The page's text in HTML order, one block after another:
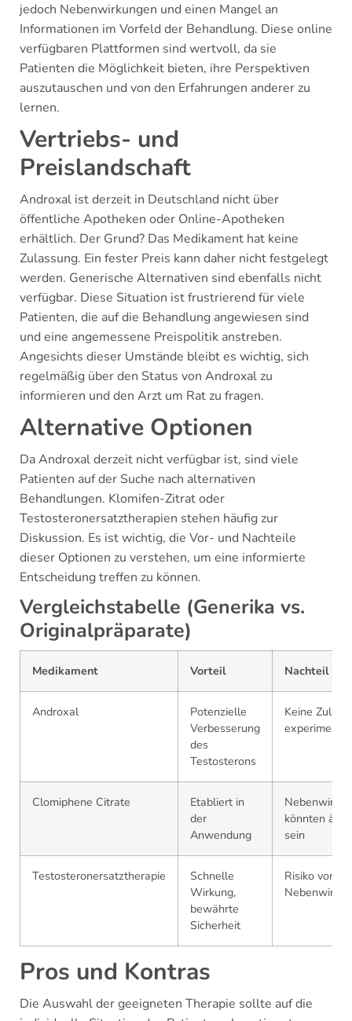
jedoch Nebenwirkungen und einen Mangel an
Informationen im Vorfeld der Behandlung. Diese online
verfügbaren Plattformen sind wertvoll, da sie
Patienten die Möglichkeit bieten, ihre Perspektiven
auszutauschen und von den Erfahrungen anderer zu
lernen.
Vertriebs- und
Preislandschaft
Androxal ist derzeit in Deutschland nicht über
öffentliche Apotheken oder Online-Apotheken
erhältlich. Der Grund? Das Medikament hat keine
Zulassung. Ein fester Preis kann daher nicht festgelegt
werden. Generische Alternativen sind ebenfalls nicht
verfügbar. Diese Situation ist frustrierend für viele
Patienten, die auf die Behandlung angewiesen sind
und eine angemessene Preispolitik anstreben.
Angesichts dieser Umstände bleibt es wichtig, sich
regelmäßig über den Status von Androxal zu
informieren und den Arzt um Rat zu fragen.
Alternative Optionen
Da Androxal derzeit nicht verfügbar ist, sind viele
Patienten auf der Suche nach alternativen
Behandlungen. Klomifen-Zitrat oder
Testosteronersatztherapien stehen häufig zur
Diskussion. Es ist wichtig, die Vor- und Nachteile
dieser Optionen zu verstehen, um eine informierte
Entscheidung treffen zu können.
Vergleichstabelle (Generika vs.
Originalpräparate)
Medikament Vorteil Nachteil
Androxal
Potenzielle
Verbesserung
des
Testosterons
Keine
Clomiphene Citrate
Etabliert in
der
Anwendung
könnten
sein
Testosteronersatztherapie
Schnelle
Wirkung,
bewährte
Sicherheit
Risiko von
Pros und Kontras
Die Auswahl der geeigneten Therapie sollte auf die